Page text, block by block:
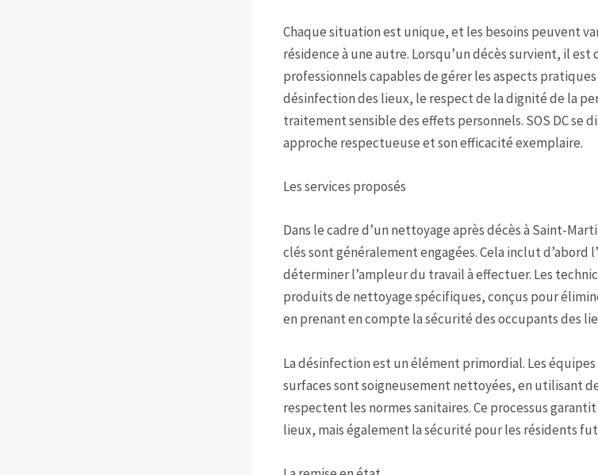
Chaque situation est unique, et les besoins peuvent
résidence à une autre. Lorsqu’un décès survient, il est
professionnels capables de gérer les aspects
désinfection des lieux, le respect de la dignité de la
traitement sensible des effets personnels. SOS DC se
approche respectueuse et son efficacité exemplaire.
Les services proposés
Dans le cadre d’un nettoyage après décès à Saint-
clés sont généralement engagées. Cela inclut d’abord
déterminer l’ampleur du travail à effectuer. Les
produits de nettoyage spécifiques, conçus pour
en prenant en compte la sécurité des occupants des
La désinfection est un élément primordial. Les
surfaces sont soigneusement nettoyées, en utilisant
respectent les normes sanitaires. Ce processus
lieux, mais également la sécurité pour les résidents